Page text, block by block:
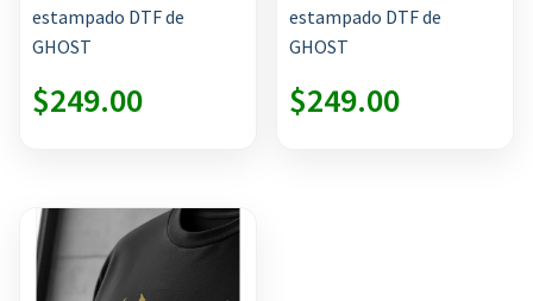
0
5
estampado DTF de
GHOST
$249.00
0
5
estampado DTF de
GHOST
$249.00